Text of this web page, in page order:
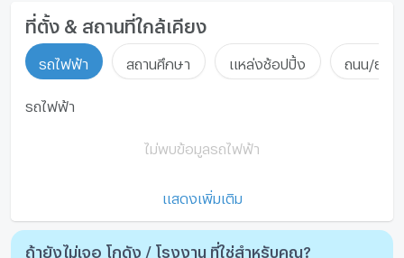
ตู้เย็น
เครื่องดูดควัน
ลิฟท์
กล้องวงจรปิด (CCTV)
ที่ตั้ง & สถานที่ใกล้เคียง
รถไฟฟ้า สถานศึกษา แหล่งช้อปปิ้ง ถนน/ย่าน
รถไฟฟ้า
ไม่พบข้อมูลรถไฟฟ้า
แสดงเพิ่มเติม
ถ้ายังไม่เจอ โกดัง / โรงงาน ที่ใช่สำหรับคุณ?